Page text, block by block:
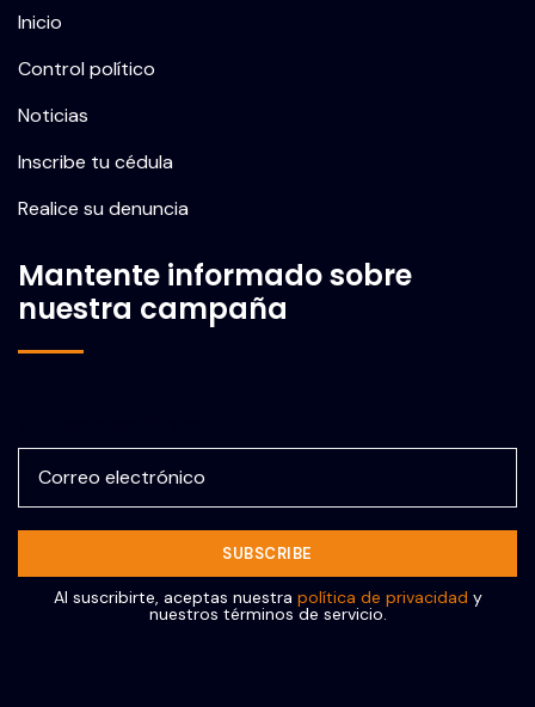
Inicio
Control político
Noticias
Inscribe tu cédula
Realice su denuncia
Mantente informado sobre
nuestra campaña
Al suscribirte, aceptas nuestra política de privacidad y
nuestros términos de servicio.